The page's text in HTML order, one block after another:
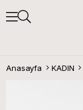
Anasayfa KADIN